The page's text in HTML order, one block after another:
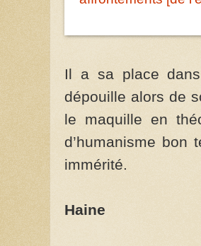
Il a sa place
dépouille alors de
le maquille en
d’humanisme bon
immérité.
Haine